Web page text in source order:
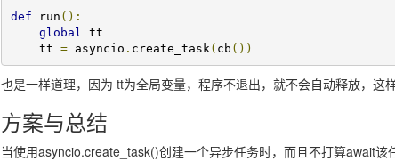
def run ():
global
tt
    tt
= asyncio . create_task ( cb ())
也是一样道理，因为 tt为全局变量，程序不退出，就不会自动释放，这
方案与总结
当使用asyncio.create_task()创建一个异步任务时，而且不打算await该